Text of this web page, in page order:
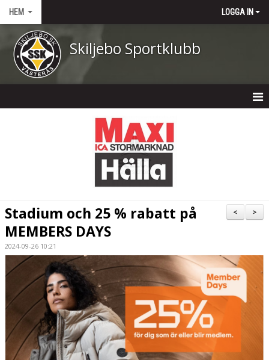
HEM LOGGA IN
Skiljebo Sportklubb
KALENDER
DOKUMENT
VÅRA LAG/TRÄNARE
MATCHER
BÖRJA I SKILJEBO SK
BOKNING KLUBBHUSET
>
<
Stadium och 25 % rabatt på
MEMBERS DAYS
2024-09-26 10:21